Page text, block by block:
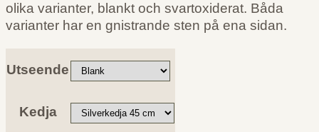
olika varianter, blankt och svartoxiderat. Båda
varianter har en gnistrande sten på ena sidan.
Utseende
Kedja